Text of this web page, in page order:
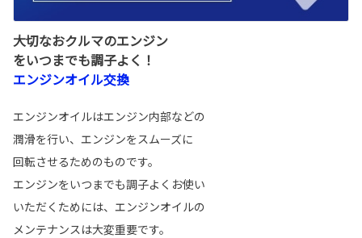
大切なおクルマのエンジン
をいつまでも調子よく！
エンジンオイル交換
エンジンオイルはエンジン内部などの
潤滑を行い、エンジンをスムーズに
回転させるためのものです。
エンジンをいつまでも調子よくお使い
いただくためには、エンジンオイルの
メンテナンスは大変重要です。